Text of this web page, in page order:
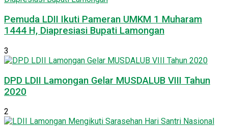
Pemuda LDII Ikuti Pameran UMKM 1 Muharam
1444 H, Diapresiasi Bupati Lamongan
3
DPD LDII Lamongan Gelar MUSDALUB VIII Tahun
2020
2